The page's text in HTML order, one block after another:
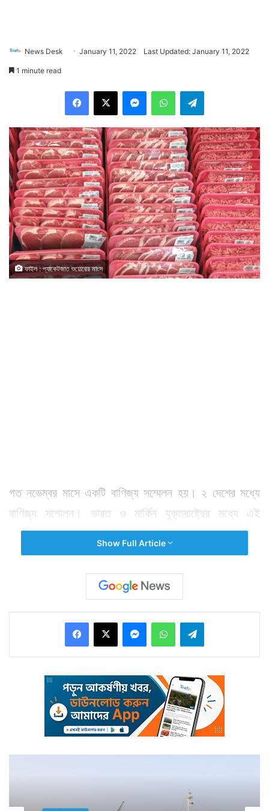
News Desk January 11, 2022 Last Updated: January 11, 2022
1 minute read
ফাইল : প্যাকেটজাত শুয়োরের মাংস
গত নভেম্বর মাসে একটি বাণিজ্য সম্মেলন হয়। ২ দেশের মধ্যে
বাণিজ্য সম্মেলন। ভারত ও মার্কিন যুক্তরাষ্ট্রের মধ্যে এই
সম্মেলনে কয়েকটি চুক্তি হয়। যেখানে একটি মার্কিন খাবারকে এই
প্রথম ভারতের বাজারে প্রবেশের অনুমতি দেওয়া হল।
খাবার যথেষ্ট পরিচিত। যা ভারতের বাজারেও অনেকবার প্রবেশ
Show Full Article